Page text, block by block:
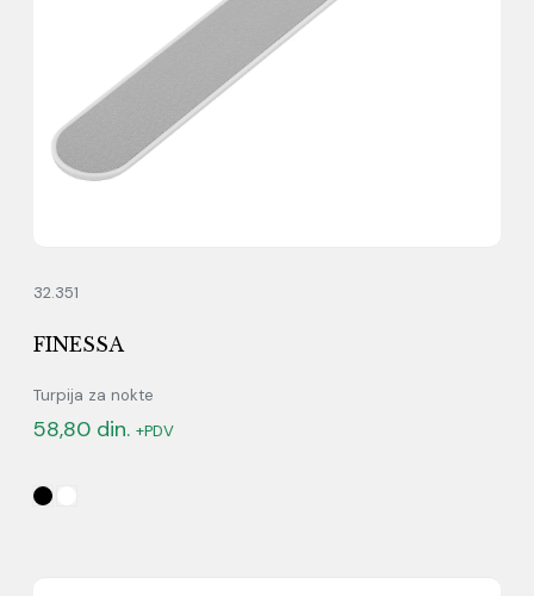
32.351
FINESSA
Turpija za nokte
58,80 din. +PDV